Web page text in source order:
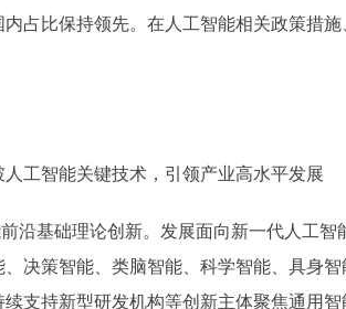
占比保持领先。在人工智能相关政策措
智能关键技术，引领产业高水平发展
基础理论创新。发展面向新一代人工智
决策智能、类脑智能、科学智能、具身
支持新型研发机构等创新主体聚焦通用